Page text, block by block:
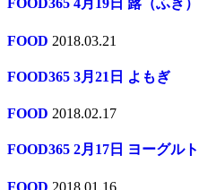
FOOD365 4月19日 蕗（ふき）
FOOD 2018.03.21
FOOD365 3月21日 よもぎ
FOOD 2018.02.17
FOOD365 2月17日 ヨーグルト
FOOD 2018.01.16